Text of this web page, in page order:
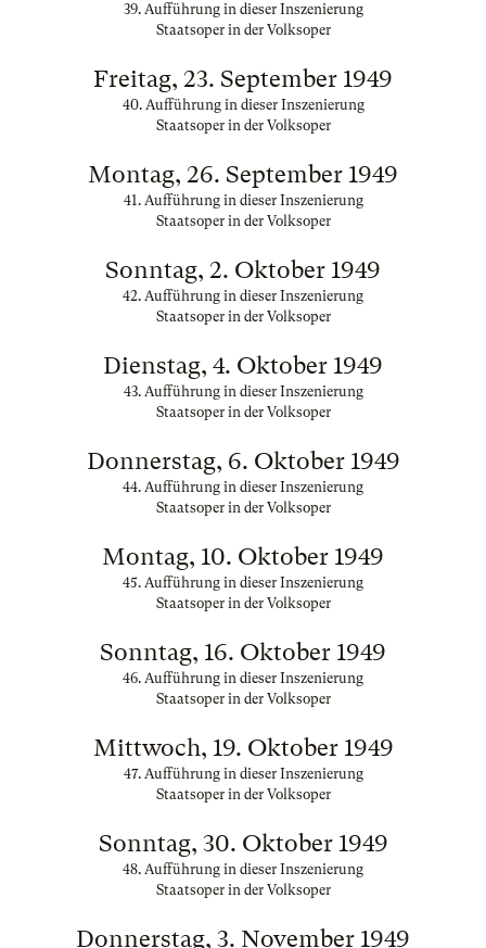
39. Aufführung in dieser Inszenierung
Staatsoper in der Volksoper
Freitag, 23. September 1949
40. Aufführung in dieser Inszenierung
Staatsoper in der Volksoper
Montag, 26. September 1949
41. Aufführung in dieser Inszenierung
Staatsoper in der Volksoper
Sonntag, 2. Oktober 1949
42. Aufführung in dieser Inszenierung
Staatsoper in der Volksoper
Dienstag, 4. Oktober 1949
43. Aufführung in dieser Inszenierung
Staatsoper in der Volksoper
Donnerstag, 6. Oktober 1949
44. Aufführung in dieser Inszenierung
Staatsoper in der Volksoper
Montag, 10. Oktober 1949
45. Aufführung in dieser Inszenierung
Staatsoper in der Volksoper
Sonntag, 16. Oktober 1949
46. Aufführung in dieser Inszenierung
Staatsoper in der Volksoper
Mittwoch, 19. Oktober 1949
47. Aufführung in dieser Inszenierung
Staatsoper in der Volksoper
Sonntag, 30. Oktober 1949
48. Aufführung in dieser Inszenierung
Staatsoper in der Volksoper
Donnerstag, 3. November 1949